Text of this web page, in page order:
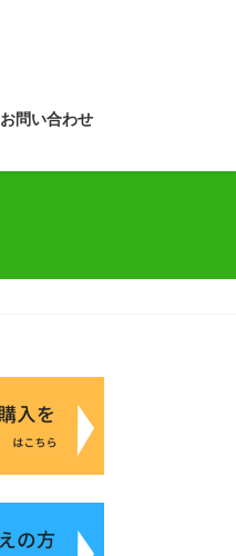
お問い合わせ